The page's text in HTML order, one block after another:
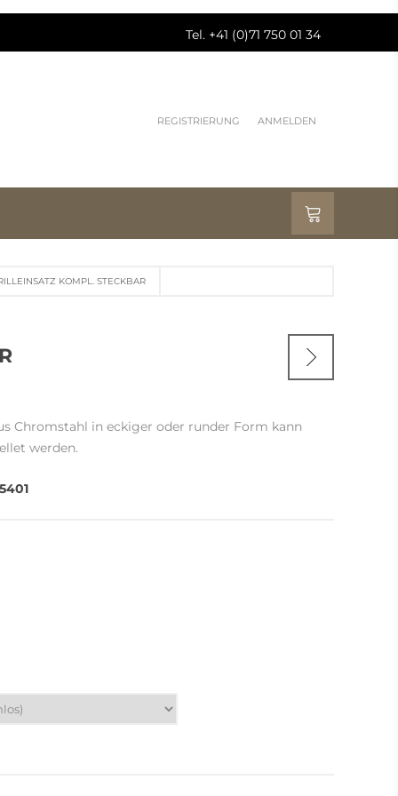
Tel. +41 (0)71 750 01 34
REGISTRIERUNG ANMELDEN
KOMPL. STECKBAR
Chromstahl in eckiger oder runder Form kann
werden.